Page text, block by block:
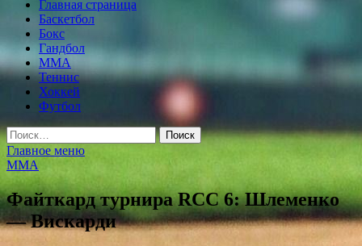
Главная страница
Баскетбол
Бокс
Гандбол
MMA
Теннис
Хоккей
Футбол
Найти:
Главное меню
MMA
Файткард турнира RCC 6: Шлеменко
— Вискарди